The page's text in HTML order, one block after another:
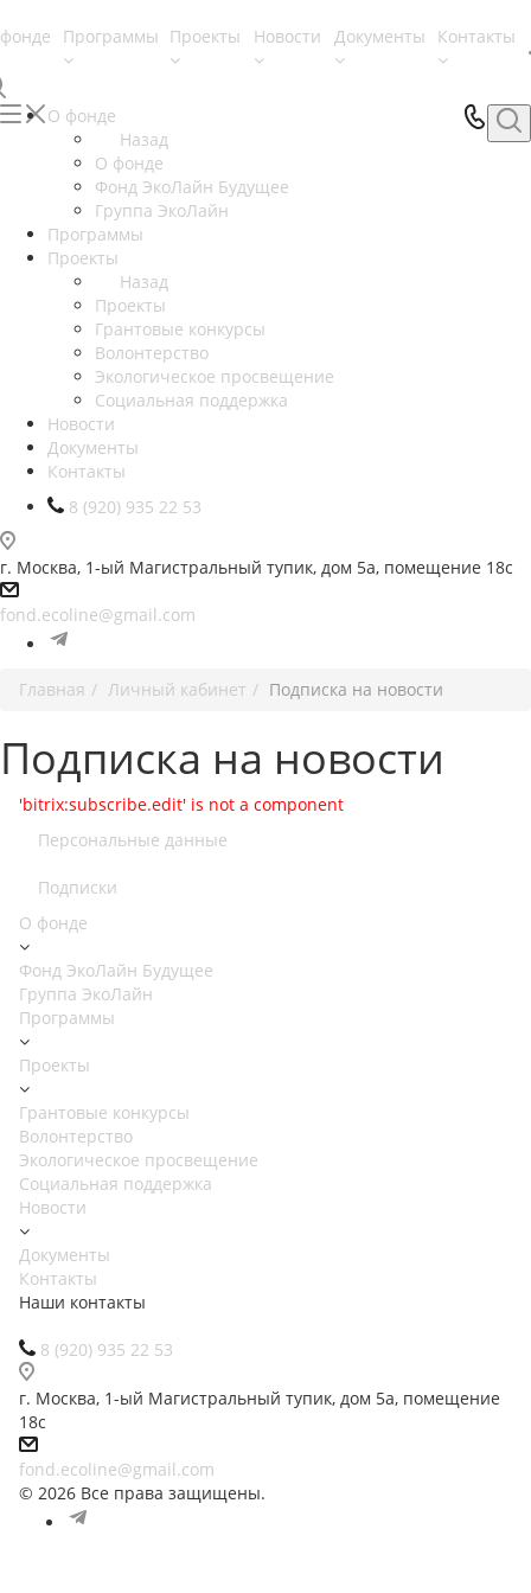
Программы Проекты Новости Документы Контакты
О фонде
Назад
О фонде
Фонд ЭкоЛайн Будущее
Группа ЭкоЛайн
Программы
Проекты
Назад
Проекты
Грантовые конкурсы
Волонтерство
Экологическое просвещение
Социальная поддержка
Новости
Документы
Контакты
8 (920) 935 22 53
г. Москва, 1-ый Магистральный тупик, дом 5а, помещение 18с
fond.ecoline@gmail.com
Главная Личный кабинет Подписка на новости
Подписка на новости
'bitrix:subscribe.edit' is not a component
Персональные данные
Подписки
О фонде
Фонд ЭкоЛайн Будущее
Группа ЭкоЛайн
Программы
Проекты
Грантовые конкурсы
Волонтерство
Экологическое просвещение
Социальная поддержка
Новости
Документы
Контакты
Наши контакты
8 (920) 935 22 53
г. Москва, 1-ый Магистральный тупик, дом 5а, помещение
18с
fond.ecoline@gmail.com
© 2026 Все права защищены.